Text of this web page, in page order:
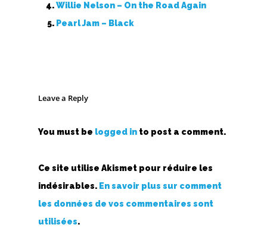
Willie Nelson – On the Road Again
Pearl Jam – Black
Leave a Reply
You must be logged in to post a comment.
Ce site utilise Akismet pour réduire les
indésirables. En savoir plus sur comment
les données de vos commentaires sont
utilisées.